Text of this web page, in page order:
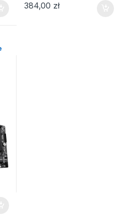
384,00 zł